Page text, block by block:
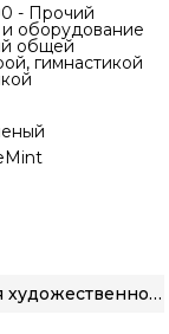
- Прочий
и оборудование
общей
гимнастикой
Ленты и палочки для художественной гимнастики